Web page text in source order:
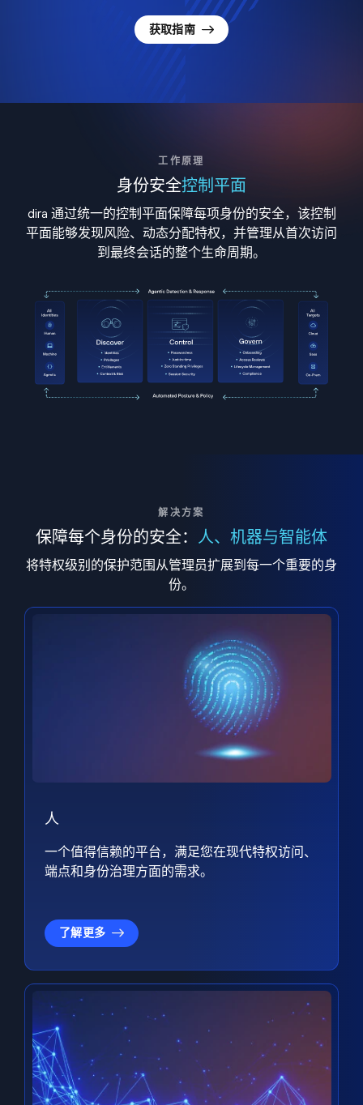
获取指南
工作原理
身份安全控制平面
dira 通过统一的控制平面保障每项身份的安全，该控制
平面能够发现风险、动态分配特权，并管理从首次访问
到最终会话的整个生命周期。
解决方案
保障每个身份的安全： 人、机器与智能体
将特权级别的保护范围从管理员扩展到每一个重要的身
份。
人
一个值得信赖的平台，满足您在现代特权访问、
端点和身份治理方面的需求。
了解更多